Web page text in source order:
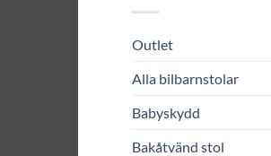
Outlet
Alla bilbarnstolar
Babyskydd
Bakåtvänd stol